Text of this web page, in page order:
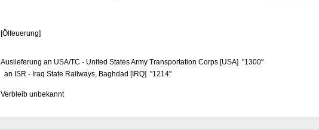
[Ölfeuerung]
Auslieferung an USA/TC - United States Army Transportation Corps [USA] "1300"
an ISR - Iraq State Railways, Baghdad [IRQ] "1214"
Verbleib unbekannt